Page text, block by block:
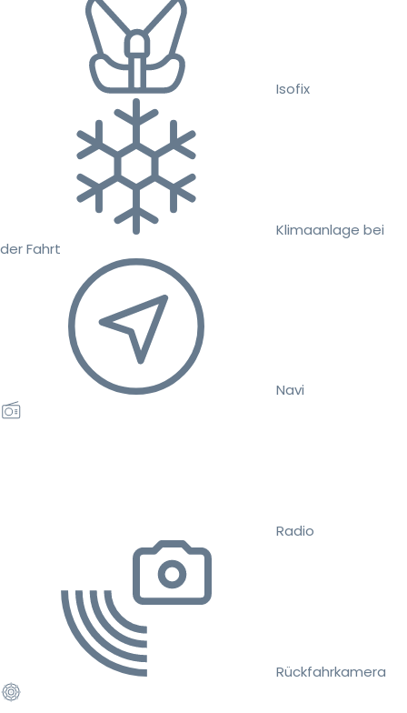
Isofix
Klimaanlage bei
der Fahrt
Navi
Radio
Rückfahrkamera